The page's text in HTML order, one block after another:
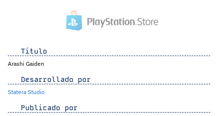
Título
Arashi Gaiden
Desarrollado por
Statera Studio
Publicado por